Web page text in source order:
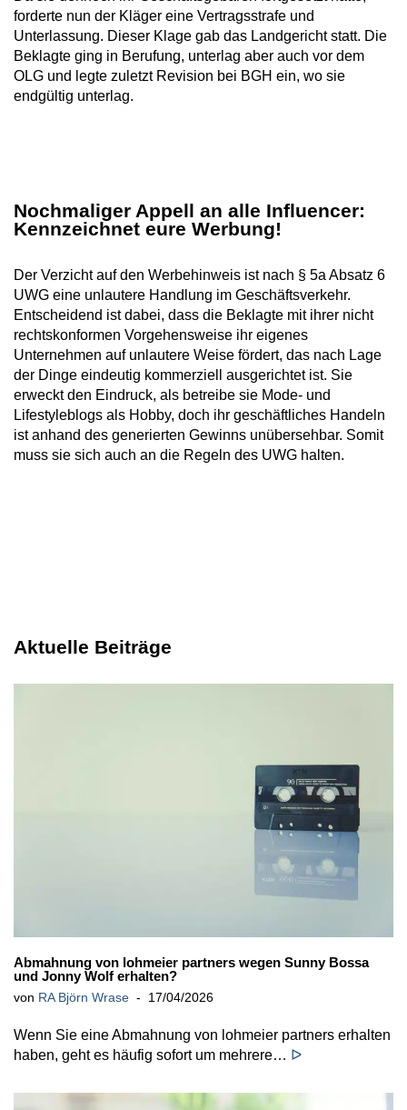
forderte nun der Kläger eine Vertragsstrafe und
Unterlassung. Dieser Klage gab das Landgericht statt. Die
Beklagte ging in Berufung, unterlag aber auch vor dem
OLG und legte zuletzt Revision bei BGH ein, wo sie
endgültig unterlag.
Nochmaliger Appell an alle Influencer:
Kennzeichnet eure Werbung!
Der Verzicht auf den Werbehinweis ist nach § 5a Absatz 6
UWG eine unlautere Handlung im Geschäftsverkehr.
Entscheidend ist dabei, dass die Beklagte mit ihrer nicht
rechtskonformen Vorgehensweise ihr eigenes
Unternehmen auf unlautere Weise fördert, das nach Lage
der Dinge eindeutig kommerziell ausgerichtet ist. Sie
erweckt den Eindruck, als betreibe sie Mode- und
Lifestyleblogs als Hobby, doch ihr geschäftliches Handeln
ist anhand des generierten Gewinns unübersehbar. Somit
muss sie sich auch an die Regeln des UWG halten.
Aktuelle Beiträge
Abmahnung von lohmeier partners wegen Sunny Bossa
und Jonny Wolf erhalten?
von RA Björn Wrase 17/04/2026
Wenn Sie eine Abmahnung von lohmeier partners erhalten
haben, geht es häufig sofort um mehrere… ᐅ